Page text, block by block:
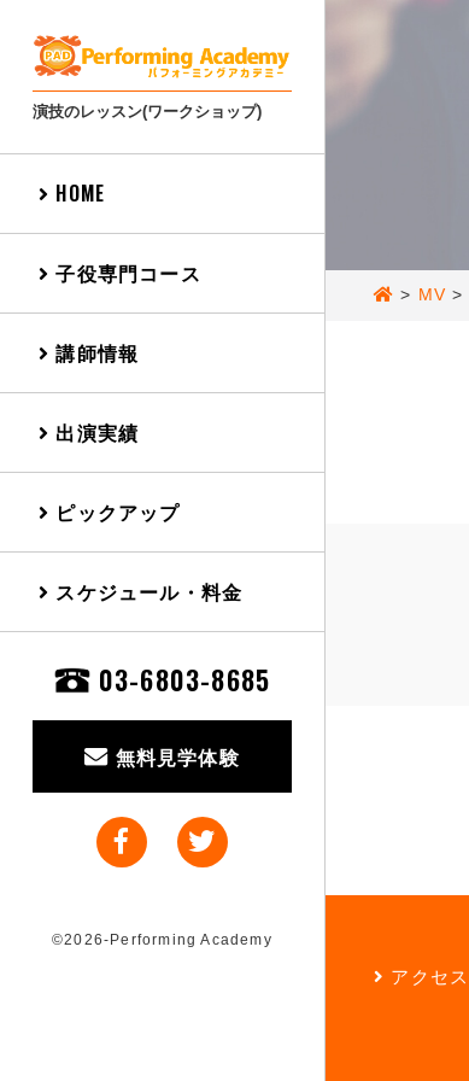
演技のレッスン(ワークショップ)
HOME
子役専門コース
講師情報
出演実績
ピックアップ
スケジュール・料金
03-6803-8685
無料見学体験
©2026-Performing Academy
> MV >
アクセス